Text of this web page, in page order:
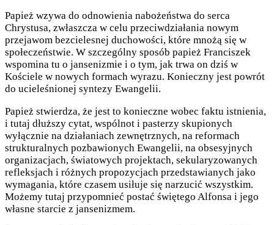
Papież wzywa do odnowienia nabożeństwa do serca
Chrystusa, zwłaszcza w celu przeciwdziałania nowym
przejawom bezcielesnej duchowości, które mnożą się w
społeczeństwie. W szczególny sposób papież Franciszek
wspomina tu o jansenizmie i o tym, jak trwa on dziś w
Kościele w nowych formach wyrazu. Konieczny jest powrót
do ucieleśnionej syntezy Ewangelii.
Papież stwierdza, że jest to konieczne wobec faktu istnienia,
i tutaj dłuższy cytat, wspólnot i pasterzy skupionych
wyłącznie na działaniach zewnętrznych, na reformach
strukturalnych pozbawionych Ewangelii, na obsesyjnych
organizacjach, światowych projektach, sekularyzowanych
refleksjach i różnych propozycjach przedstawianych jako
wymagania, które czasem usiłuje się narzucić wszystkim.
Możemy tutaj przypomnieć postać świętego Alfonsa i jego
własne starcie z jansenizmem.